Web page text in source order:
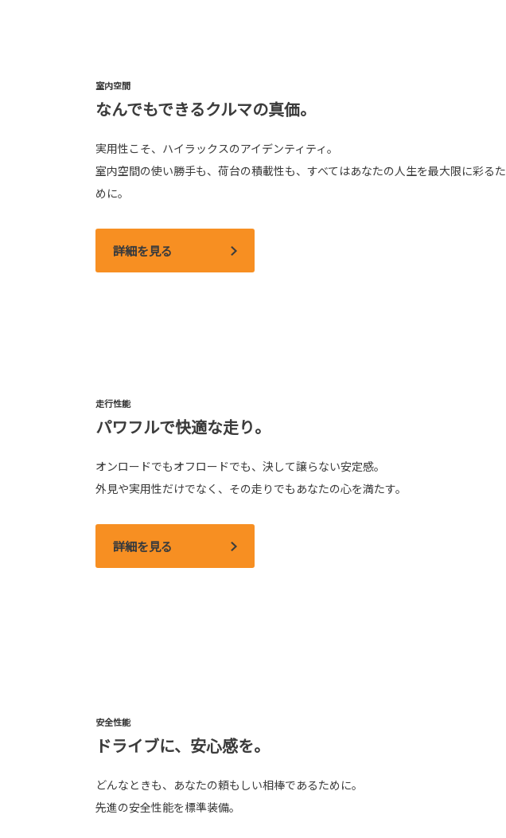
室内空間
なんでもできるクルマの真価。
実用性こそ、ハイラックスのアイデンティティ。
室内空間の使い勝手も、荷台の積載性も、すべてはあなたの人生を最大限に彩るた
めに。
詳細を見る
走行性能
パワフルで快適な走り。
オンロードでもオフロードでも、決して譲らない安定感。
外見や実用性だけでなく、その走りでもあなたの心を満たす。
詳細を見る
安全性能
ドライブに、安心感を。
どんなときも、あなたの頼もしい相棒であるために。
先進の安全性能を標準装備。